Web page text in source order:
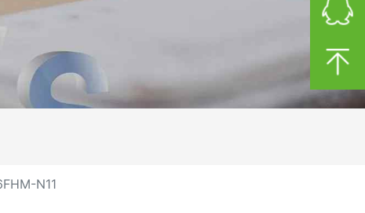
N11